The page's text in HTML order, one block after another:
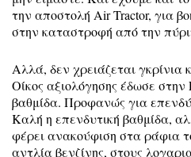
την αποστολή Air Tractor, για
στην καταστροφή από την
Αλλά, δεν χρειάζεται
Οίκος αξιολόγησης έδωσε
βαθμίδα. Προφανώς για
Καλή η επενδυτική βαθμίδα,
φέρει ανακούφιση στα ράφια
αντλία βενζίνης, στους